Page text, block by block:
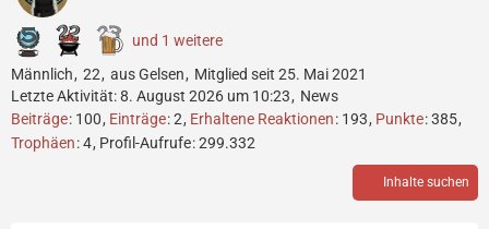
und 1 weitere
Männlich
22 aus Gelsen
Mitglied seit 25. Mai 2021
Letzte Aktivität:8. August 2026 um 10:23
News
Beiträge 100 Einträge 2 Erhaltene Reaktionen 193 Punkte 385
Trophäen 4 Profil-Aufrufe 299.332
Inhalte suchen